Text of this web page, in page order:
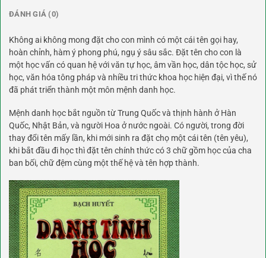
ĐÁNH GIÁ (0)
Không ai không mong đặt cho con mình có một cái tên gọi hay,
hoàn chỉnh, hàm ý phong phú, ngụ ý sâu sắc. Đặt tên cho con là
một học vấn có quan hệ với văn tự học, âm vần học, dân tộc học, sử
học, văn hóa tông pháp và nhiều tri thức khoa học hiện đại, vì thế nó
đã phát triển thành một môn mệnh danh học.
Mệnh danh học bắt nguồn từ Trung Quốc và thịnh hành ở Hàn
Quốc, Nhật Bản, và người Hoa ở nước ngoài. Có người, trong đời
thay đổi tên mấy lần, khi mới sinh ra đặt chọ một cái tên (tên yêu),
khi bắt đầu đi học thì đặt tên chính thức có 3 chữ gồm học của cha
ban bối, chữ đệm cùng một thế hệ và tên hợp thành.